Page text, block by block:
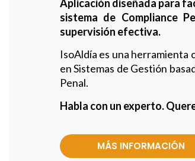
Aplicación diseñada para
sistema de Compliance
supervisión efectiva.
IsoAldía es una herramienta
en Sistemas de Gestión
Penal.
Habla con un experto.
MÁS INFORMACIÓN